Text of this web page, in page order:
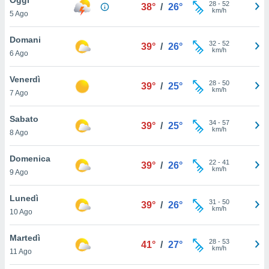
è
al sito
di
ci
di
il
un
la
nella
5 Ago
38° / 26° 28- 52
km/h
Domani
6 Ago
39° / 26° 32- 52
km/h
Venerdì
7 Ago
39° / 25° 28- 50
km/h
Sabato
8 Ago
39° / 25° 34- 57
km/h
Domenica
9 Ago
39° / 26° 22- 41
km/h
Lunedì
10 Ago
39° / 26° 31 - 50
km/h
Martedì
11 Ago
41° / 27° 28- 53
km/h